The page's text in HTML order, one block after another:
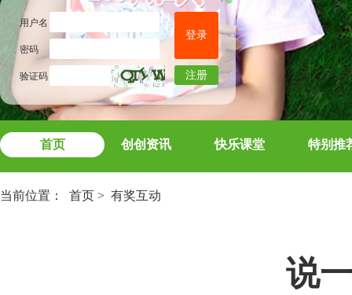
用户名
密码
验证码
登录
注册
首页 创创资讯 快乐课堂 特别推
当前位置： 首页 > 有奖互动
说